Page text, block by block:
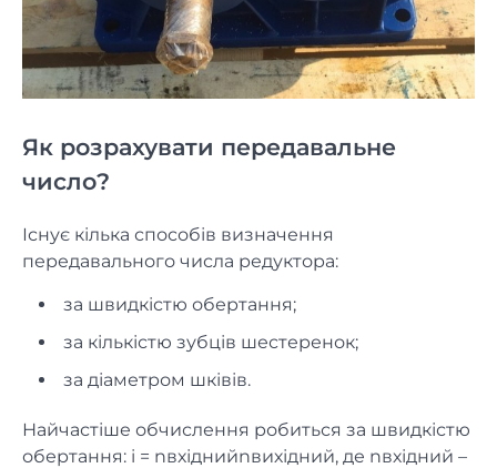
Як розрахувати передавальне
число?
Існує кілька способів визначення
передавального числа редуктора:
за швидкістю обертання;
за кількістю зубців шестеренок;
за діаметром шківів.
Найчастіше обчислення робиться за швидкістю
обертання: i = nвхіднийnвихідний, де nвхідний –